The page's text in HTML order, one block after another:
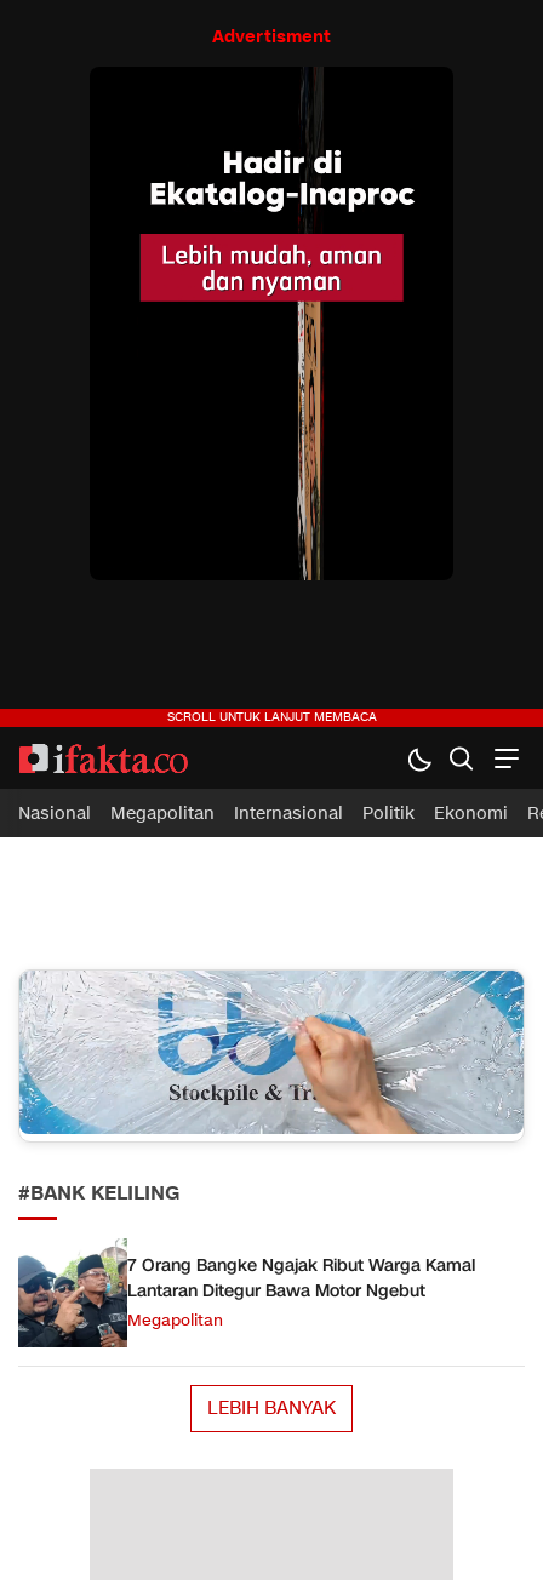
Advertisment
ifakta.co
#pastibenar
Nasional Megapolitan Internasional Politik Ekonomi
#BANK KELILING
7 Orang Bangke Ngajak Ribut Warga Kamal
Lantaran Ditegur Bawa Motor Ngebut
Megapolitan
LEBIH BANYAK